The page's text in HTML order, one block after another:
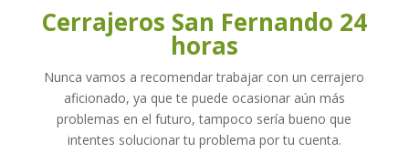
Cerrajeros San Fernando 24
horas
Nunca vamos a recomendar trabajar con un cerrajero
aficionado, ya que te puede ocasionar aún más
problemas en el futuro, tampoco sería bueno que
intentes solucionar tu problema por tu cuenta.